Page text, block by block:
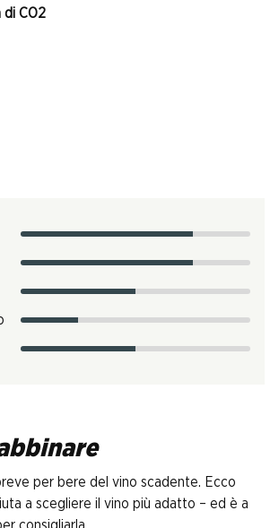
di CO2
per bere del vino scadente. Ecco
a scegliere il vino più adatto – ed è a